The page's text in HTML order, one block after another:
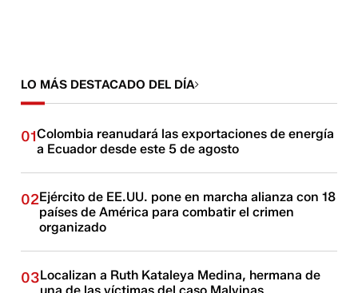
LO MÁS DESTACADO DEL DÍA
01Colombia reanudará las exportaciones de energía
a Ecuador desde este 5 de agosto
02Ejército de EE.UU. pone en marcha alianza con 18
países de América para combatir el crimen
organizado
03Localizan a Ruth Kataleya Medina, hermana de